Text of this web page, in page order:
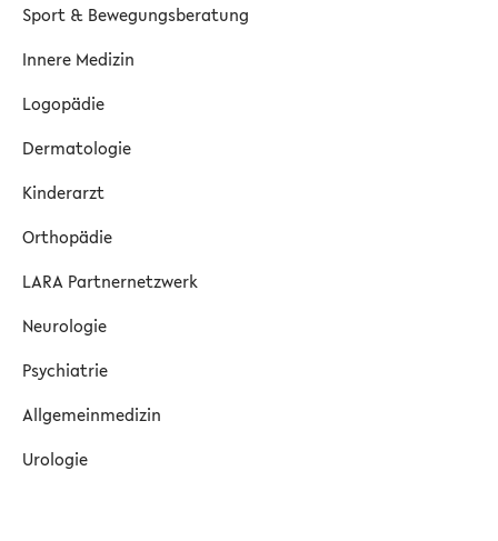
Sport & Bewegungsberatung
Innere Medizin
Logopädie
Dermatologie
Kinderarzt
Orthopädie
LARA Partnernetzwerk
Neurologie
Psychiatrie
Allgemeinmedizin
Urologie